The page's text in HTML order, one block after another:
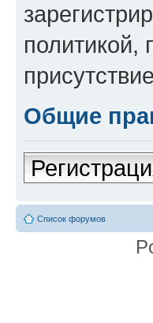
Общие
Список форумов